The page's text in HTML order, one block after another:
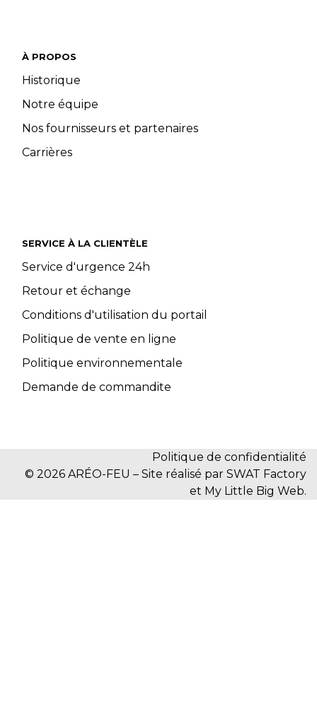
À PROPOS
Historique
Notre équipe
Nos fournisseurs et partenaires
Carrières
SERVICE À LA CLIENTÈLE
Service d'urgence 24h
Retour et échange
Conditions d'utilisation du portail
Politique de vente en ligne
Politique environnementale
Demande de commandite
Politique de confidentialité
© 2026 ARÉO-FEU – Site réalisé par SWAT Factory
et My Little Big Web.